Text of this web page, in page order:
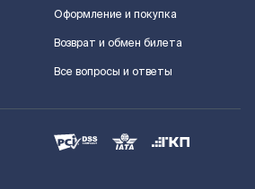
Оформление и покупка
Возврат и обмен билета
Все вопросы и ответы